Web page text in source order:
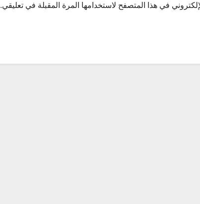
في هذا المتصفح لاستخدامها المرة المقبلة في تعليقي.